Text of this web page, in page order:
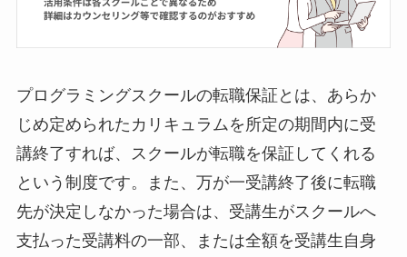
プログラミングスクールの転職保証とは、あらか
じめ定められたカリキュラムを所定の期間内に受
講終了すれば、スクールが転職を保証してくれる
という制度です。また、万が一受講終了後に転職
先が決定しなかった場合は、受講生がスクールへ
支払った受講料の一部、または全額を受講生自身